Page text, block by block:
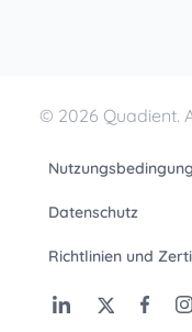
© 2026 Quadient.
Datenschutz
Richtlinien und